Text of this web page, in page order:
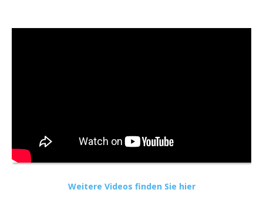
Weitere Videos finden Sie hier